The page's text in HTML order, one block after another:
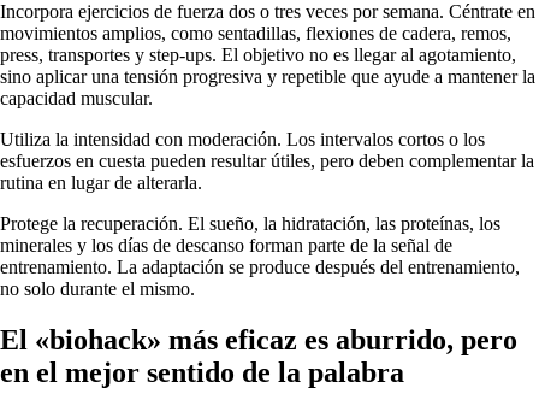
Incorpora ejercicios de fuerza dos o tres veces por semana. Céntrate en
movimientos amplios, como sentadillas, flexiones de cadera, remos,
press, transportes y step-ups. El objetivo no es llegar al agotamiento,
sino aplicar una tensión progresiva y repetible que ayude a mantener la
capacidad muscular.
Utiliza la intensidad con moderación. Los intervalos cortos o los
esfuerzos en cuesta pueden resultar útiles, pero deben complementar la
rutina en lugar de alterarla.
Protege la recuperación. El sueño, la hidratación, las proteínas, los
minerales y los días de descanso forman parte de la señal de
entrenamiento. La adaptación se produce después del entrenamiento,
no solo durante el mismo.
El «biohack» más eficaz es aburrido, pero
en el mejor sentido de la palabra